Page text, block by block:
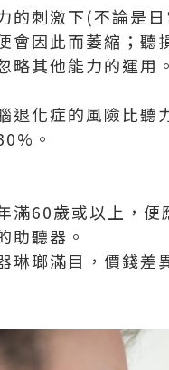
的刺激下(不論是
會因此而萎縮；聽
略其他能力的運用。
退化症的風險比
。
滿60歲或以上，
助聽器。
琳瑯滿目，價錢差